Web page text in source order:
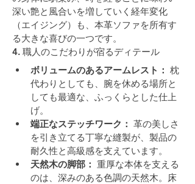
深い艶と風合いを増していく経年変化
（エイジング）も、本革ソファを所有す
る大きな喜びの一つです。
4. 職人のこだわりが宿るディテール
ボリュームのあるアームレスト： 枕
代わりとしても、腕を休める場所と
しても最適な、ふっくらとした仕上
げ。
端正なステッチワーク： 革の美しさ
を引き立てる丁寧な縫製が、製品の
耐久性と高級感を支えています。
天然木の脚部： 重厚な本体を支える
のは、深みのある色調の天然木。床